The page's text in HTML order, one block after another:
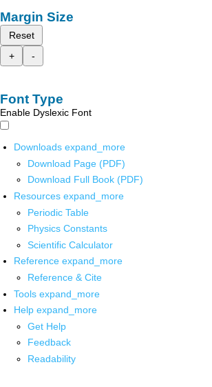
Margin Size
Reset
+
-
Font Type
Enable Dyslexic Font
Downloads expand_more
Download Page (PDF)
Download Full Book (PDF)
Resources expand_more
Periodic Table
Physics Constants
Scientific Calculator
Reference expand_more
Reference & Cite
Tools expand_more
Help expand_more
Get Help
Feedback
Readability